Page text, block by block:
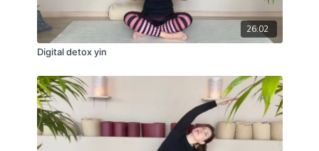
26:02
Digital detox yin